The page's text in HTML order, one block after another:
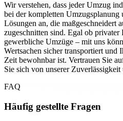
Wir verstehen, dass jeder Umzug
bei der kompletten
Lösungen an, die maßgeschneidert
zugeschnitten sind. Egal ob privater
gewerbliche Umzüge – mit uns
Wertsachen sicher transportiert und
Zeit bewohnbar ist. Vertrauen Sie
Sie sich von unserer Zuverlässigkeit
FAQ
Häufig gestellte Fragen